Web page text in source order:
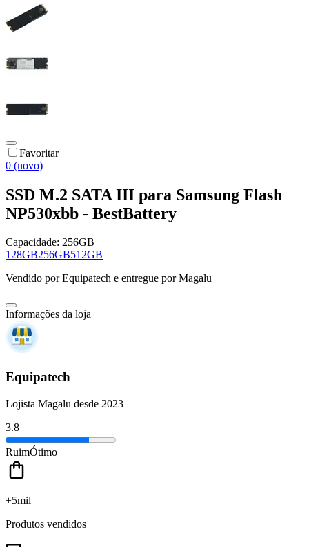
Favoritar
0 (novo)
SSD M.2 SATA III para Samsung Flash
NP530xbb - BestBattery
Capacidade: 256GB
128GB256GB512GB
Vendido porEquipatech e entregue por Magalu
Informações da loja
Equipatech
Lojista Magalu desde 2023
3.8
RuimÓtimo
+5mil
Produtos vendidos